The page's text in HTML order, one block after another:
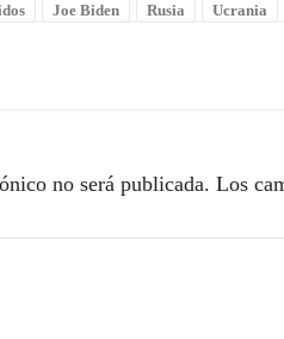
Joe Biden Rusia Ucrania
no será publicada. Los